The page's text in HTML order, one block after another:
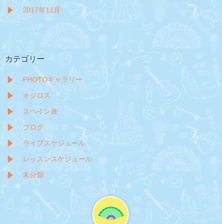
2017年12月
カテゴリー
PHOTOギャラリー
オジロス
スペイン旅
ブログ
ライブスケジュール
レッスンスケジュール
未分類